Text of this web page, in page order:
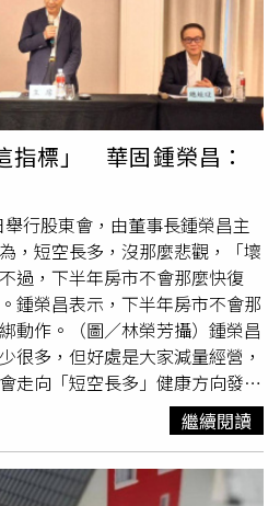
會要徹查疏失連續兩日成交量
、00403A 主動ETF新星掀熱潮
率條件創高，顯示銀行審核仍趨
限的客群可能更為謹慎，讓小資
還越來越難貸。進一步觀察，雙
房貸，晚一年入手，房貸負擔皆
雖成家壓力較輕，但負擔同步加
不輸雙北，房貸負擔年增額同樣
增30萬元，貸款壓力增幅較緩。
李家妮表示，雙北高房價已是長
擔快速增加，增幅已不輸雙北，
帶動的房價升值效應。除了南科
體房價基期墊高之外，包括平實
區開發紅利持續發酵，高總價住
中平實重劃區新案成交單價更已
高，也進一步帶動周邊房價走
李家妮表示，小資購屋門檻已邁
房價上漲速度明顯快於薪資成
、自備款門檻提高，對年收水位
大門恐將愈來愈窄。
指標」 華固鍾榮昌：
行股東會，由董事長鍾榮昌主
，短空長多，沒那麼悲觀，「壞
過，下半年房市不會那麼快復
鍾榮昌表示，下半年房市不會那
動作。（圖／林榮芳攝）鍾榮昌
很多，但好處是大家減量經營，
走向「短空長多」健康方向發
，「好到最好，會變壞；壞到最
資金的控管將是關鍵，限貸令長
期待央行可以於適當時機逐步解
現在高價住宅的貸款限制影響最
繼續閱讀